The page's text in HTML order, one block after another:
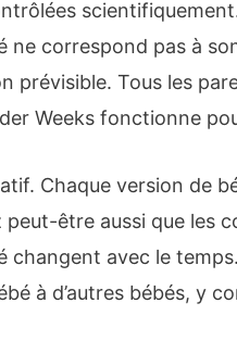
ne correspond pas à
prévisible. Tous les
Weeks fonctionne
Chaque version de
peut-être aussi que les
changent avec le
à d’autres bébés, y